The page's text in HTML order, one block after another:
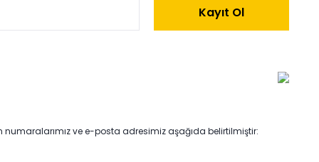
Kayıt Ol
numaralarımız ve e-posta adresimiz aşağıda belirtilmiştir: